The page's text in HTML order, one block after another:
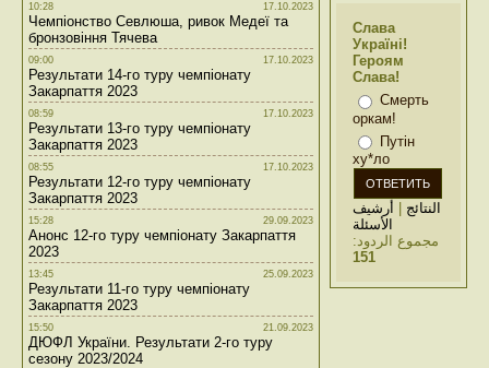
10:28 17.10.2023
Чемпіонство Севлюша, ривок Медеї та
бронзовіння Тячева
09:00 17.10.2023
Результати 14-го туру чемпіонату
Закарпаття 2023
08:59 17.10.2023
Результати 13-го туру чемпіонату
Закарпаття 2023
08:55 17.10.2023
Результати 12-го туру чемпіонату
Закарпаття 2023
15:28 29.09.2023
Анонс 12-го туру чемпіонату Закарпаття
2023
13:45 25.09.2023
Результати 11-го туру чемпіонату
Закарпаття 2023
15:50 21.09.2023
ДЮФЛ України. Результати 2-го туру
сезону 2023/2024
Слава
Україні!
Героям
Слава!
Смерть
оркам!
Путін
ху*ло
النتائج | أرشيف
الأسئلة
مجموع الردود:
151